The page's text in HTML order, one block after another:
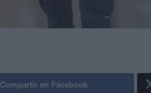
Compartir en Facebook